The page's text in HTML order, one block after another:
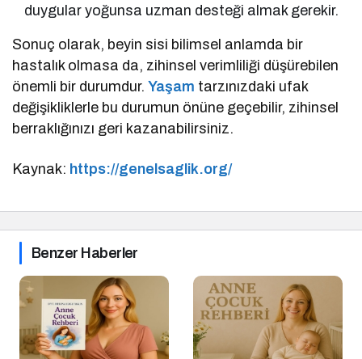
duygular yoğunsa uzman desteği almak gerekir.
Sonuç olarak, beyin sisi bilimsel anlamda bir
hastalık olmasa da, zihinsel verimliliği düşürebilen
önemli bir durumdur.Yaşam tarzınızdaki ufak
değişikliklerle bu durumun önüne geçebilir, zihinsel
berraklığınızı geri kazanabilirsiniz.
Kaynak: https://genelsaglik.org/
Benzer Haberler